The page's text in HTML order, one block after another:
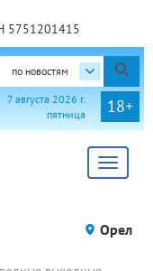
5751201415
по новостям
18+
7 августа 2026 г.
пятница
Toggle
Орел